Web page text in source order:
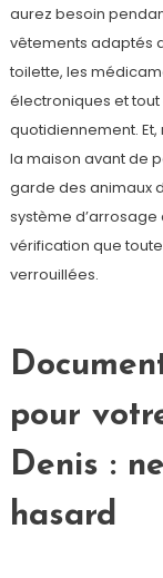
aurez besoin
vêtements adaptés
toilette, les
électroniques et
quotidiennement.
la maison avant de
garde des animaux
système
vérification que
verrouillées.
pour
Denis :
hasard